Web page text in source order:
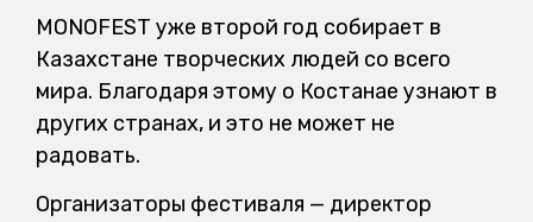
MONOFEST уже второй год собирает в
Казахстане творческих людей со всего
мира. Благодаря этому о Костанае узнают в
других странах, и это не может не
радовать.
Организаторы фестиваля — директор